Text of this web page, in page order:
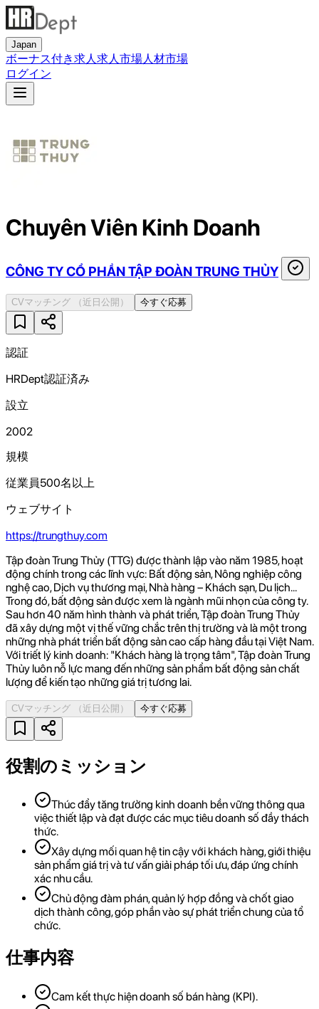
Japan
ボーナス付き求人求人市場人材市場
ログイン
Chuyên Viên Kinh Doanh
CÔNG TY CỔ PHẦN TẬP ĐOÀN TRUNG THỦY
CVマッチング （近日公開） 今すぐ応募
認証
HRDept認証済み
設立
2002
規模
従業員500名以上
ウェブサイト
https://trungthuy.com
Tập đoàn Trung Thủy (TTG) được thành lập vào năm 1985, hoạt
động chính trong các lĩnh vực: Bất động sản, Nông nghiệp công
nghệ cao, Dịch vụ thương mại, Nhà hàng – Khách sạn, Du lịch...
Trong đó, bất động sản được xem là ngành mũi nhọn của công ty.
Sau hơn 40 năm hình thành và phát triển, Tập đoàn Trung Thủy
đã xây dựng một vị thế vững chắc trên thị trường và là một trong
những nhà phát triển bất động sản cao cấp hàng đầu tại Việt Nam.
Với triết lý kinh doanh: "Khách hàng là trọng tâm", Tập đoàn Trung
Thủy luôn nỗ lực mang đến những sản phẩm bất động sản chất
lượng để kiến tạo những giá trị tương lai.
CVマッチング （近日公開） 今すぐ応募
役割のミッション
Thúc đẩy tăng trưởng kinh doanh bền vững thông qua
việc thiết lập và đạt được các mục tiêu doanh số đầy thách
thức.
Xây dựng mối quan hệ tin cậy với khách hàng, giới thiệu
sản phẩm giá trị và tư vấn giải pháp tối ưu, đáp ứng chính
xác nhu cầu.
Chủ động đàm phán, quản lý hợp đồng và chốt giao
dịch thành công, góp phần vào sự phát triển chung của tổ
chức.
仕事内容
Cam kết thực hiện doanh số bán hàng (KPI).